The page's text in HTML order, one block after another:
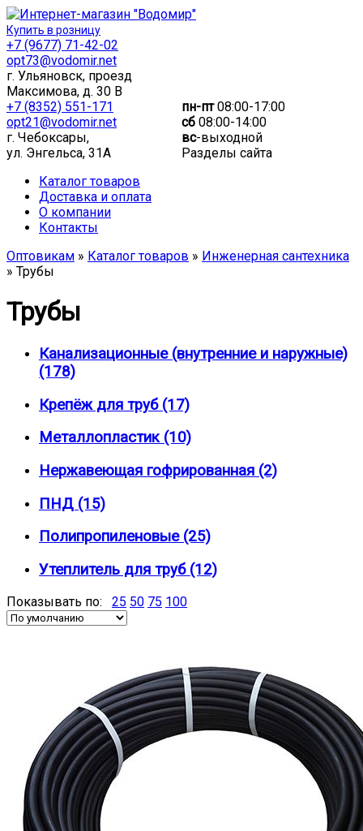
Купить в розницу
+7 (9677) 71-42-02
opt73@vodomir.net
г. Ульяновск, проезд
Максимова, д. 30 В
+7 (8352) 551-171
opt21@vodomir.net
г. Чебоксары,
ул. Энгельса, 31А
пн-пт08:00-17:00
сб 08:00-14:00
вс-выходной
Разделы сайта
Каталог товаров
Доставка и оплата
О компании
Контакты
Оптовикам » Каталог товаров » Инженерная сантехника
» Трубы
Трубы
Канализационные (внутренние и наружные)
(178)
Крепёж для труб (17)
Металлопластик (10)
Нержавеющая гофрированная (2)
ПНД (15)
Полипропиленовые (25)
Утеплитель для труб (12)
Показывать по: 25 50 75 100